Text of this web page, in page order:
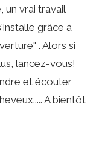
un vrai travail
grâce à
. Alors si
lancez-vous!
et écouter
A bientôt